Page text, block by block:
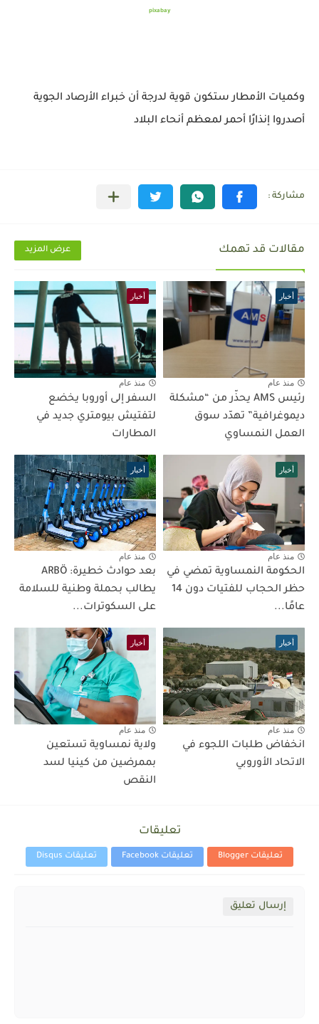
pixabay
وكميات الأمطار ستكون قوية لدرجة أن خبراء الأرصاد الجوية
أصدروا إنذارًا أحمر لمعظم أنحاء البلاد
مقالات قد تهمك عرض المزيد
أخبار
منذ عام
رئيس AMS يحذّر من “مشكلة
ديموغرافية” تهدّد سوق
العمل النمساوي
أخبار
منذ عام
السفر إلى أوروبا يخضع
لتفتيش بيومتري جديد في
المطارات
أخبار
منذ عام
الحكومة النمساوية تمضي في
حظر الحجاب للفتيات دون 14
عامًا...
أخبار
منذ عام
بعد حوادث خطيرة: ARBÖ
يطالب بحملة وطنية للسلامة
على السكوترات...
أخبار
منذ عام
انخفاض طلبات اللجوء في
الاتحاد الأوروبي
أخبار
منذ عام
ولاية نمساوية تستعين
بممرضين من كينيا لسد
النقص
تعليقات
تعليقات Blogger تعليقات Facebook تعليقات Disqus
إرسال تعليق